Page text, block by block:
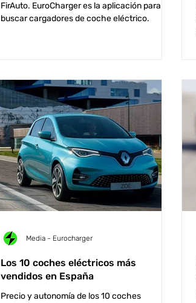
FirAuto. EuroCharger es la aplicación para
buscar cargadores de coche eléctrico.
Los 10 coches eléctricos más
vendidos en España
Precio y autonomía de los 10 coches
Media - Eurocharger